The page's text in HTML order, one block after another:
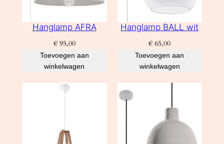
Hanglamp AFRA
€95,00
Toevoegen aan
winkelwagen
Hanglamp BALL wit
€ 65,00
Toevoegen aan
winkelwagen